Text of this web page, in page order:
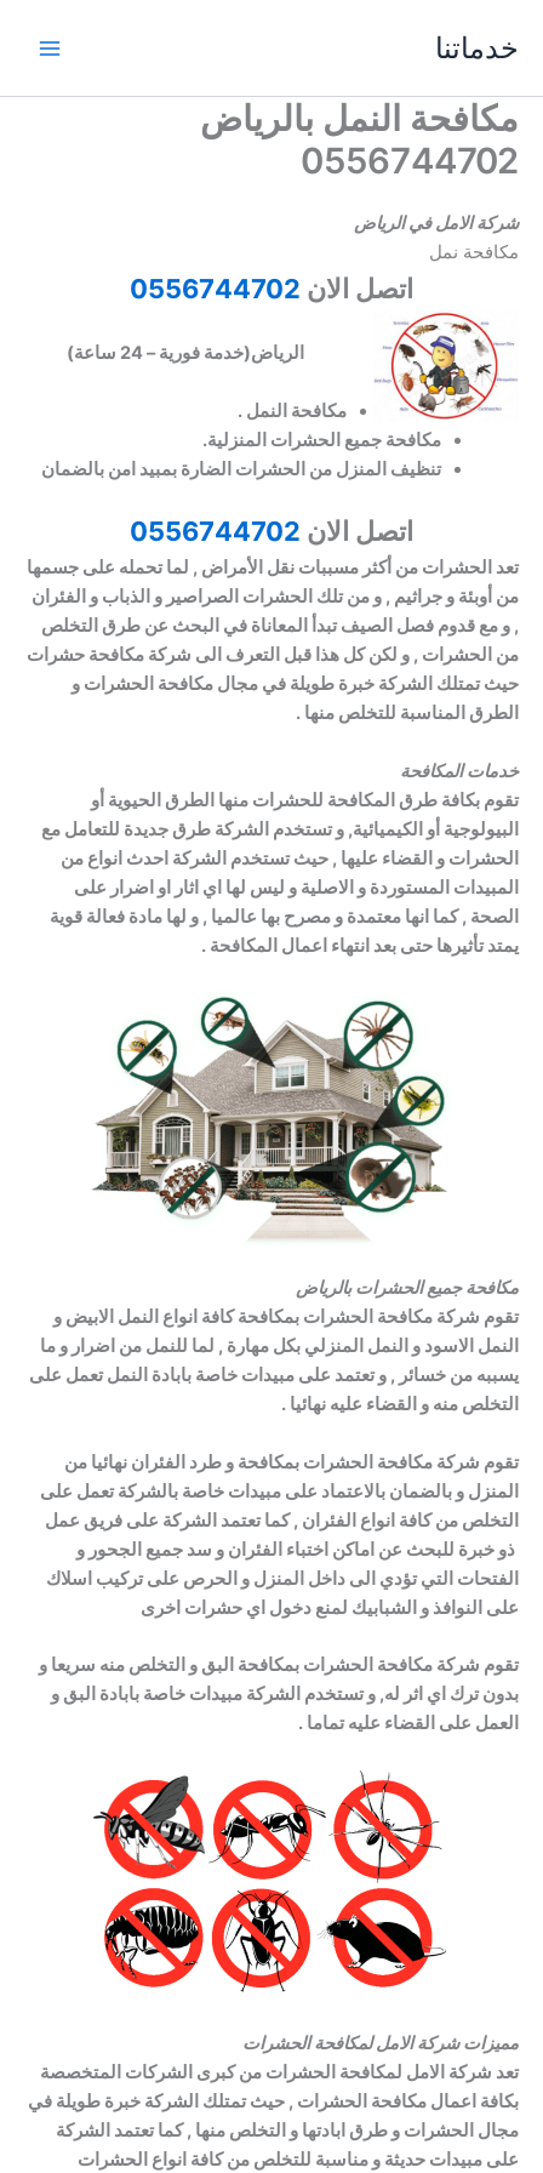
خدماتنا
مكافحة النمل بالرياض
0556744702
شركة الامل في الرياض
مكافحة نمل
اتصل الان 0556744702
الرياض(خدمة فورية – 24 ساعة)
مكافحة النمل .
مكافحة جميع الحشرات المنزلية.
تنظيف المنزل من الحشرات الضارة بمبيد امن بالضمان
اتصل الان 0556744702
تعد الحشرات من أكثر مسببات نقل الأمراض , لما تحمله على جسمها
من أوبئة و جراثيم , و من تلك الحشرات الصراصير و الذباب و الفئران
, و مع قدوم فصل الصيف تبدأ المعاناة في البحث عن طرق التخلص
من الحشرات , و لكن كل هذا قبل التعرف الى شركة مكافحة حشرات
حيث تمتلك الشركة خبرة طويلة في مجال مكافحة الحشرات و
الطرق المناسبة للتخلص منها .
خدمات المكافحة
تقوم بكافة طرق المكافحة للحشرات منها الطرق الحيوية أو
البيولوجية أو الكيميائية, و تستخدم الشركة طرق جديدة للتعامل مع
الحشرات و القضاء عليها , حيث تستخدم الشركة احدث انواع من
المبيدات المستوردة و الاصلية و ليس لها اي اثار او اضرار على
الصحة , كما انها معتمدة و مصرح بها عالميا , و لها مادة فعالة قوية
يمتد تأثيرها حتى بعد انتهاء اعمال المكافحة .
مكافحة جميع الحشرات بالرياض
تقوم شركة مكافحة الحشرات بمكافحة كافة انواع النمل الابيض و
النمل الاسود و النمل المنزلي بكل مهارة , لما للنمل من اضرار و ما
يسببه من خسائر , و تعتمد على مبيدات خاصة بابادة النمل تعمل على
التخلص منه و القضاء عليه نهائيا .
تقوم شركة مكافحة الحشرات بمكافحة و طرد الفئران نهائيا من
المنزل و بالضمان بالاعتماد على مبيدات خاصة بالشركة تعمل على
التخلص من كافة انواع الفئران , كما تعتمد الشركة على فريق عمل
ذو خبرة للبحث عن اماكن اختباء الفئران و سد جميع الجحور و
الفتحات التي تؤدي الى داخل المنزل و الحرص على تركيب اسلاك
على النوافذ و الشبابيك لمنع دخول اي حشرات اخرى
تقوم شركة مكافحة الحشرات بمكافحة البق و التخلص منه سريعا و
بدون ترك اي اثر له, و تستخدم الشركة مبيدات خاصة بابادة البق و
العمل على القضاء عليه تماما .
مميزات شركة الامل لمكافحة الحشرات
تعد شركة الامل لمكافحة الحشرات من كبرى الشركات المتخصصة
بكافة اعمال مكافحة الحشرات , حيث تمتلك الشركة خبرة طويلة في
مجال الحشرات و طرق ابادتها و التخلص منها , كما تعتمد الشركة
على مبيدات حديثة و مناسبة للتخلص من كافة انواع الحشرات